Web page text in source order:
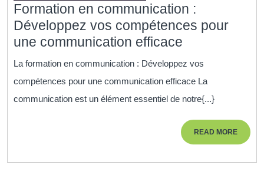
Formation en communication :
Développez vos compétences pour
une communication efficace
Développez
vos
compétences
La formation en communication : Développez vos
compétences pour une communication efficace La
communication est un élément essentiel de notre{...}
READ MOREREAD
MORE